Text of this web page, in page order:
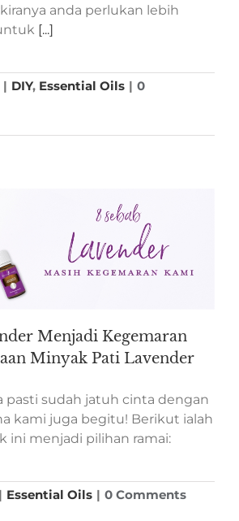
anda perlukan lebih
[...]
| DIY, Essential Oils | 0
Menjadi Kegemaran
Minyak Pati Lavender
pasti sudah jatuh cinta dengan
kami juga begitu! Berikut ialah
ini menjadi pilihan ramai:
| Essential Oils | 0 Comments